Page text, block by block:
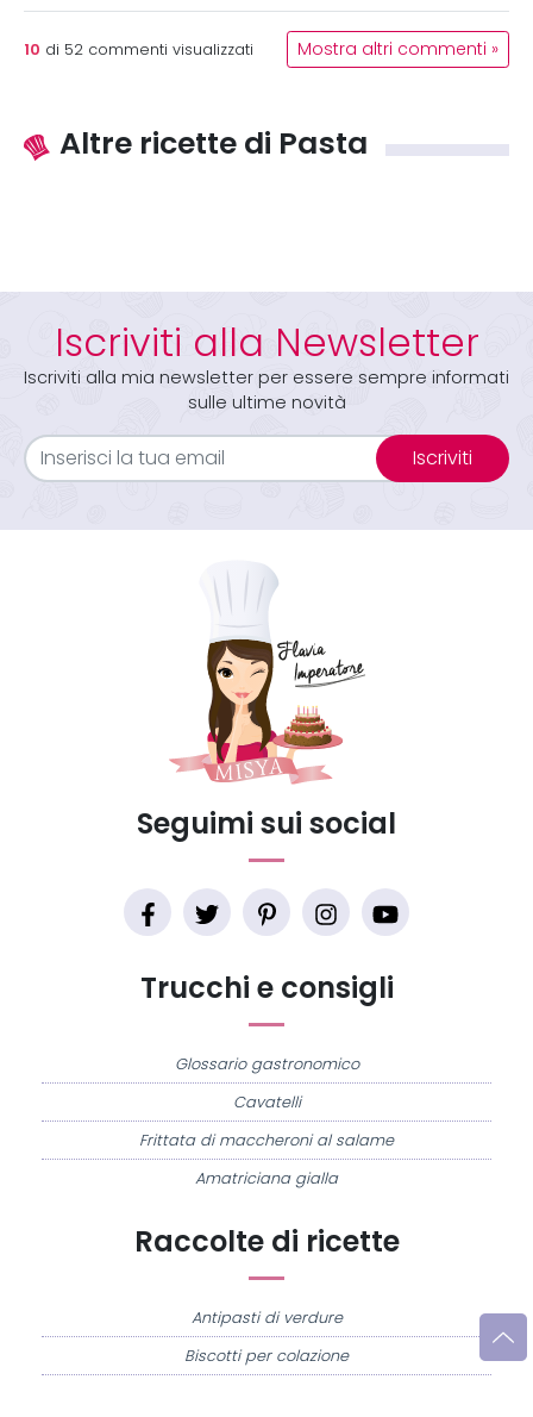
10 di 52 commenti visualizzati Mostra altri commenti »
Altre ricette di Pasta
Iscriviti alla Newsletter
Iscriviti alla mia newsletter per essere sempre informati
sulle ultime novità
Iscriviti
Raccolte di ricette
Antipasti di verdure
Biscotti per colazione
Trucchi e consigli
Glossario gastronomico
Cavatelli
Frittata di maccheroni al salame
Amatriciana gialla
Seguimi sui social